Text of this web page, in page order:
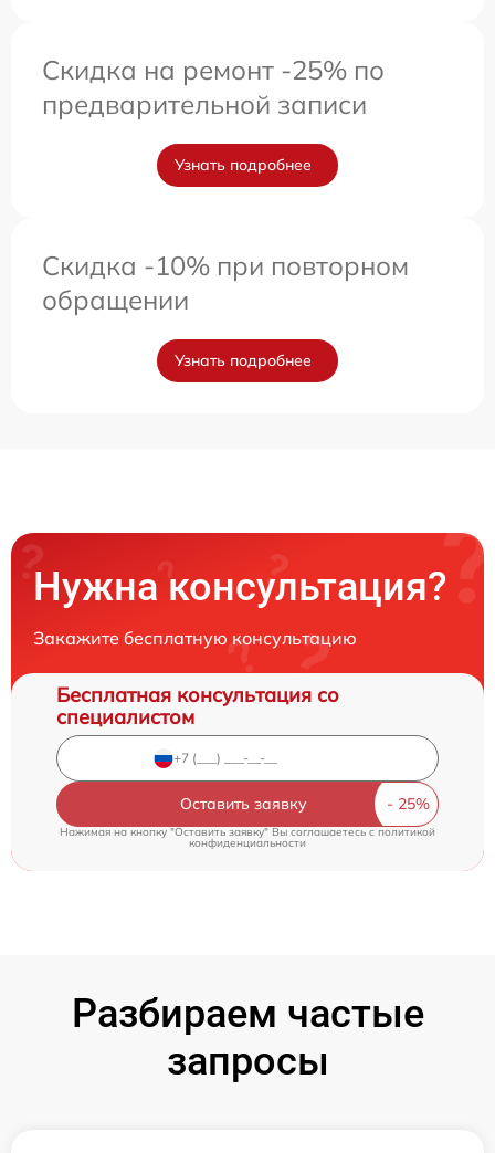
Скидка на ремонт -25% по
предварительной записи
Узнать подробнее
Скидка -10% при повторном
обращении
Узнать подробнее
Нужна консультация?
Закажите бесплатную консультацию
Бесплатная консультация со
специалистом
Оставить заявку
Нажимая на кнопку "Оставить заявку" Вы соглашаетесь cполитикой
конфиденциальности
Разбираем частые
запросы